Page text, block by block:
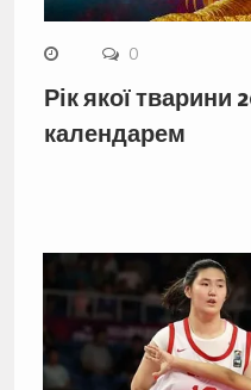
0
Рік якої тварини
календарем